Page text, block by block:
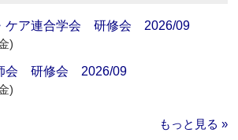
ケア連合学会 研修会 2026/09
)
会 研修会 2026/09
)
もっと見る »